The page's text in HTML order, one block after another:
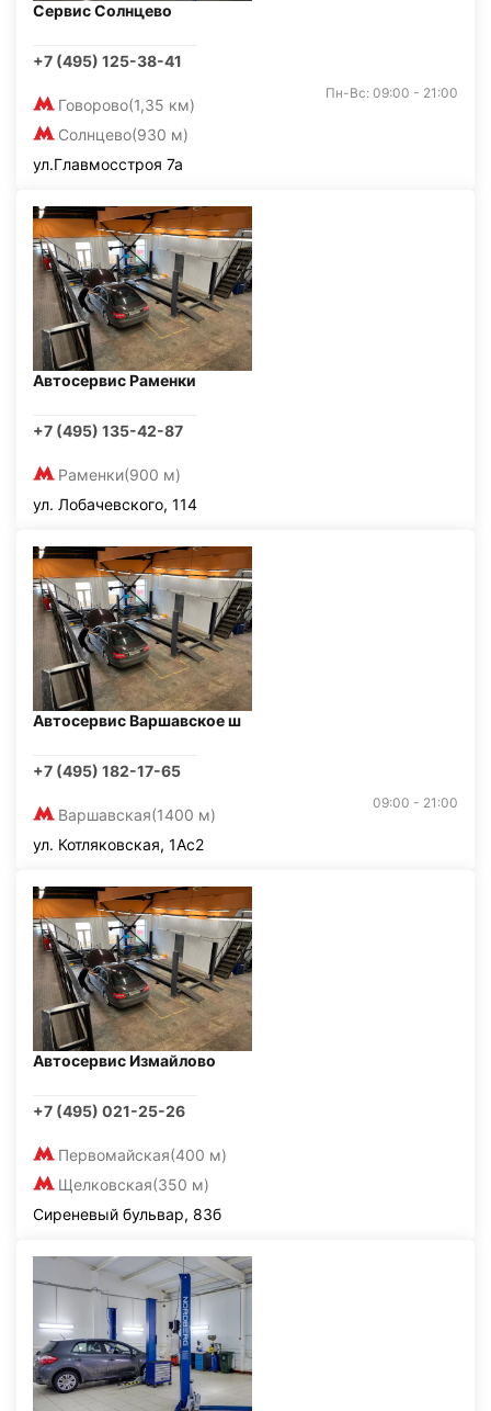
Сервис Солнцево
+7 (495) 125-38-41
Говорово(1,35 км)
Солнцево(930 м)
Пн-Вс: 09:00 - 21:00
ул.Главмосстроя 7а
Автосервис Раменки
+7 (495) 135-42-87
Раменки(900 м)
ул. Лобачевского, 114
Автосервис Варшавское ш
+7 (495) 182-17-65
Варшавская(1400 м)
09:00 - 21:00
ул. Котляковская, 1Ас2
Автосервис Измайлово
+7 (495) 021-25-26
Первомайская(400 м)
Щелковская(350 м)
Сиреневый бульвар, 83б